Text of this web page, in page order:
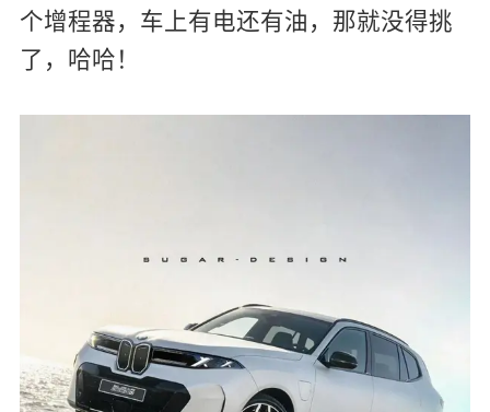
个增程器，车上有电还有油，那就没得挑
了，哈哈！